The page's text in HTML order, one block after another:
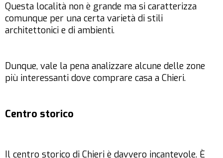
Questa località non è grande ma si caratterizza
comunque per una certa varietà di stili
architettonici e di ambienti.
Dunque, vale la pena analizzare alcune delle zone
più interessanti dove comprare casa a Chieri.
Centro storico
Il centro storico di Chieri è davvero incantevole. È